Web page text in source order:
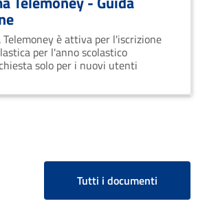
è attiva per l'iscrizione
per l'anno scolastico
solo per i nuovi utenti
Tutti i documenti